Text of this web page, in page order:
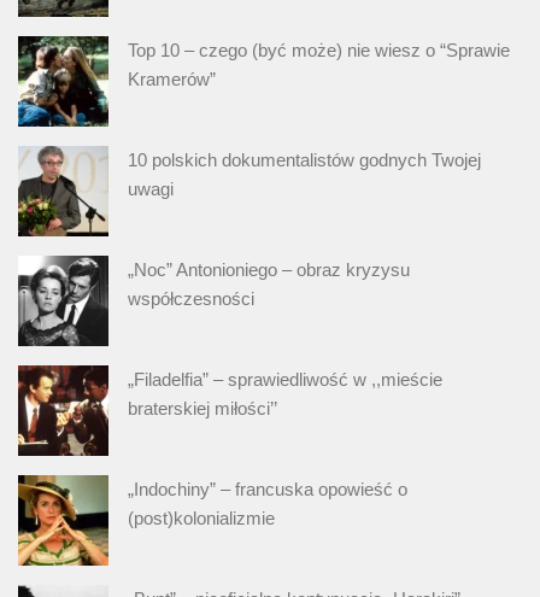
Top 10 – czego (być może) nie wiesz o “Sprawie
Kramerów”
10 polskich dokumentalistów godnych Twojej
uwagi
„Noc” Antonioniego – obraz kryzysu
współczesności
„Filadelfia” – sprawiedliwość w ,,mieście
braterskiej miłości’’
„Indochiny” – francuska opowieść o
(post)kolonializmie